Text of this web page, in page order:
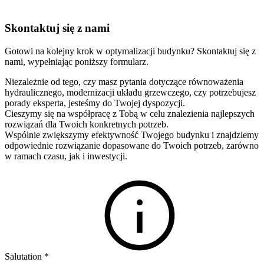
Skontaktuj się z nami
Gotowi na kolejny krok w optymalizacji budynku? Skontaktuj się z
nami, wypełniając poniższy formularz.
Niezależnie od tego, czy masz pytania dotyczące równoważenia
hydraulicznego, modernizacji układu grzewczego, czy potrzebujesz
porady eksperta, jesteśmy do Twojej dyspozycji.
Cieszymy się na współpracę z Tobą w celu znalezienia najlepszych
rozwiązań dla Twoich konkretnych potrzeb.
Wspólnie zwiększymy efektywność Twojego budynku i znajdziemy
odpowiednie rozwiązanie dopasowane do Twoich potrzeb, zarówno
w ramach czasu, jak i inwestycji.
Salutation *